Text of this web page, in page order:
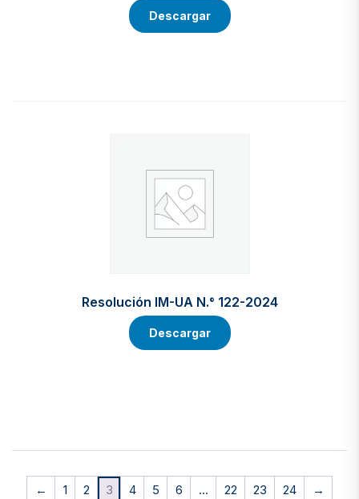
Descargar
Resolución IM-UA N.° 122-2024
Descargar
← 1 2 3 4 5 6 … 22 23 24 →